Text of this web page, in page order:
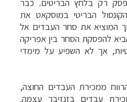
החתים הקונסול הבריטי במוסקאט את
המוציא את סחר העבדים אל
להפסקת הסחר בין אפריקה
אך לא השפיע על מימדי
ממכירת העבדים החוצה,
עבדים בזנזיבר עצמה.